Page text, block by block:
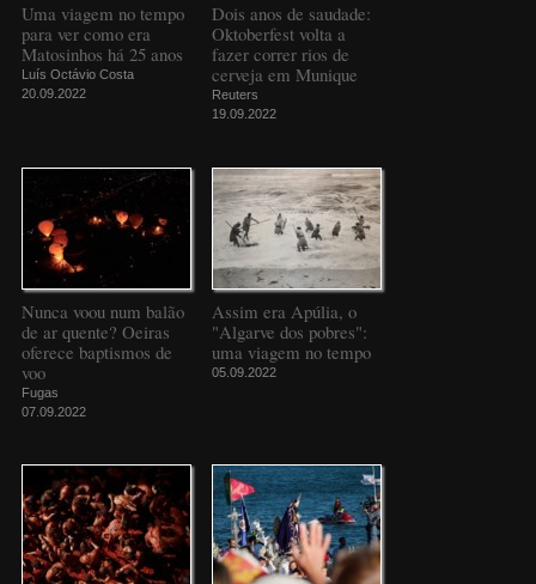
Uma viagem no tempo
para ver como era
Matosinhos há 25 anos
Luís Octávio Costa
20.09.2022
Dois anos de saudade:
Oktoberfest volta a
fazer correr rios de
cerveja em Munique
Reuters
19.09.2022
Nunca voou num balão
de ar quente? Oeiras
oferece baptismos de
voo
Fugas
07.09.2022
Assim era Apúlia, o
"Algarve dos pobres":
uma viagem no tempo
05.09.2022